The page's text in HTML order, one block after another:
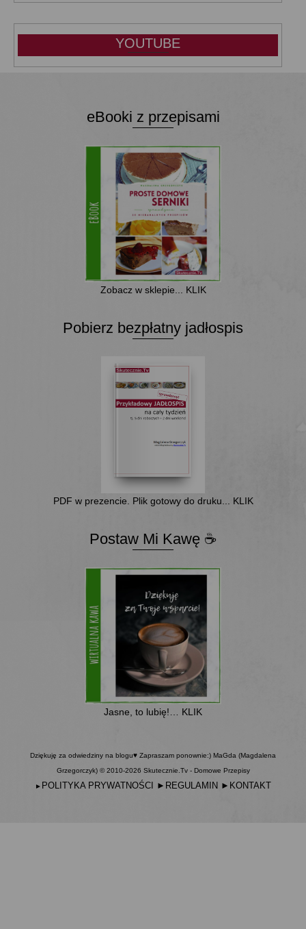
YOUTUBE
eBooki z przepisami
Zobacz w sklepie... KLIK
Pobierz bezpłatny jadłospis
PDF w prezencie. Plik gotowy do druku... KLIK
Postaw Mi Kawę ☕
Jasne, to lubię!… KLIK
Dziękuję za odwiedziny na blogu♥ Zapraszam ponownie:) MaGda (Magdalena
Grzegorczyk) © 2010-2026 Skutecznie.Tv - Domowe Przepisy
► POLITYKA PRYWATNOŚCI ► REGULAMIN ► KONTAKT